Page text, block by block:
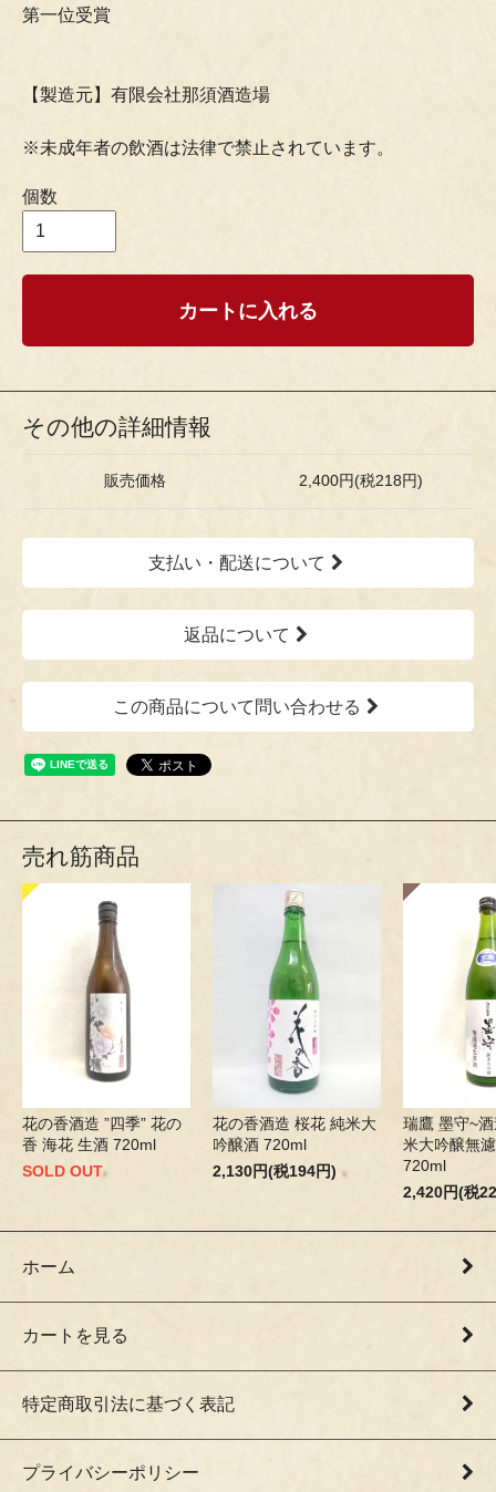
第一位受賞
【製造元】有限会社那須酒造場
※未成年者の飲酒は法律で禁止されています。
個数
カートに入れる
その他の詳細情報
販売価格 2,400円(税218円)
支払い・配送について
返品について
この商品について問い合わせる
売れ筋商品
花の香酒造 ”四季” 花の
香 海花 生酒 720ml
SOLD OUT
花の香酒造 桜花 純米大
吟醸酒 720ml
2,130円(税194円)
瑞鷹 墨守~
米大吟醸無
720ml
2,420円(税
ホーム
カートを見る
特定商取引法に基づく表記
プライバシーポリシー